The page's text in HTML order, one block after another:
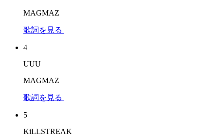
MAGMAZ
歌詞を見る
4
UUU
MAGMAZ
歌詞を見る
5
KiLLSTREΛK